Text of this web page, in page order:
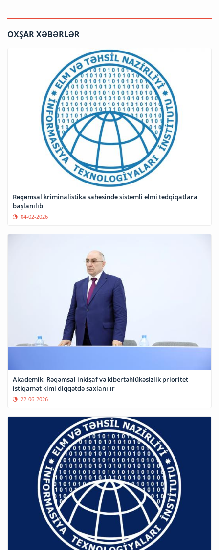
OXŞAR XƏBƏRLƏR
Rəqəmsal kriminalistika sahəsində sistemli elmi tədqiqatlara
başlanılıb
04-02-2026
Akademik: Rəqəmsal inkişaf və kibertəhlükəsizlik prioritet
istiqamət kimi diqqətdə saxlanılır
22-06-2026